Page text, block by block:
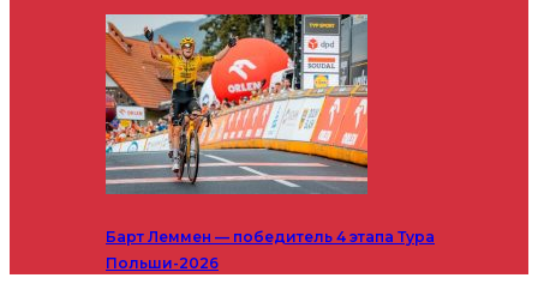
Барт Леммен — победитель 4 этапа Тура
Польши-2026